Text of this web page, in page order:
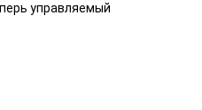
управляемый